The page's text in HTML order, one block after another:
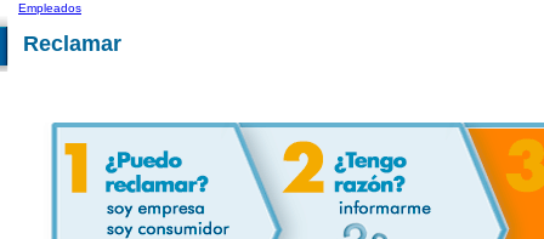
Empleados
Reclamar